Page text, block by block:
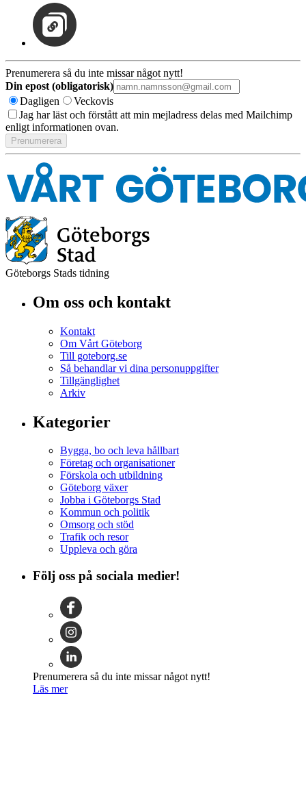
Prenumerera så du inte missar något nytt!
Din epost (obligatorisk)
Dagligen
Veckovis
Jag har läst och förstått att min mejladress delas med Mailchimp
enligt informationen ovan.
Göteborgs Stads tidning
Om oss och kontakt
Kontakt
Om Vårt Göteborg
Till goteborg.se
Så behandlar vi dina personuppgifter
Tillgänglighet
Arkiv
Kategorier
Bygga, bo och leva hållbart
Företag och organisationer
Förskola och utbildning
Göteborg växer
Jobba i Göteborgs Stad
Kommun och politik
Omsorg och stöd
Trafik och resor
Uppleva och göra
Följ oss på sociala medier!
Prenumerera så du inte missar något nytt!
Läs mer